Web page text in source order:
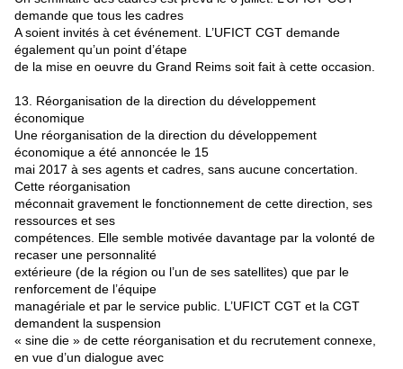
demande que tous les cadres
A soient invités à cet événement. L’UFICT CGT demande
également qu’un point d’étape
de la mise en oeuvre du Grand Reims soit fait à cette occasion.
13. Réorganisation de la direction du développement
économique
Une réorganisation de la direction du développement
économique a été annoncée le 15
mai 2017 à ses agents et cadres, sans aucune concertation.
Cette réorganisation
méconnait gravement le fonctionnement de cette direction, ses
ressources et ses
compétences. Elle semble motivée davantage par la volonté de
recaser une personnalité
extérieure (de la région ou l’un de ses satellites) que par le
renforcement de l’équipe
managériale et par le service public. L’UFICT CGT et la CGT
demandent la suspension
« sine die » de cette réorganisation et du recrutement connexe,
en vue d’un dialogue avec